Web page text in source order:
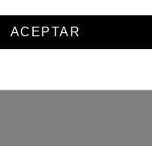
ACEPTAR